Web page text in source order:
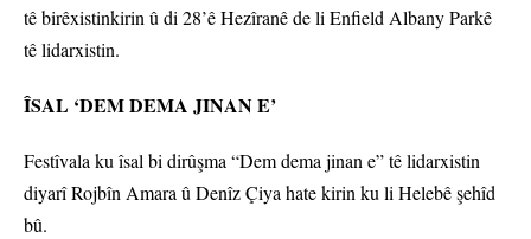
tê birêxistinkirin û di 28’ê Hezîranê de li Enfield Albany Parkê
tê lidarxistin.
ÎSAL ‘DEM DEMA JINAN E’
Festîvala ku îsal bi dirûşma “Dem dema jinan e” tê lidarxistin
diyarî Rojbîn Amara û Denîz Çiya hate kirin ku li Helebê şehîd
bû.